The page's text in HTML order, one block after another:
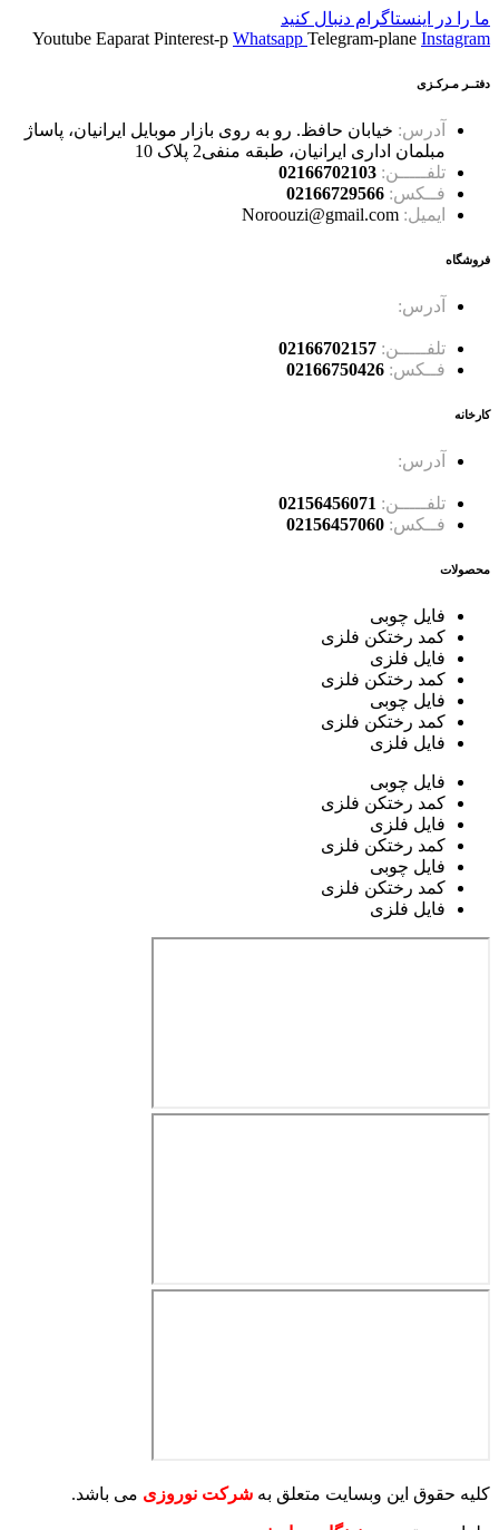
ما را در اینستاگرام دنبال کنید
Youtube Eaparat Pinterest-p Whatsapp Telegram-plane Instagram
دفتــر مـرکـزی
آدرس: خیابان حافظ. رو به روی بازار موبایل ایرانیان، پاساژ
مبلمان اداری ایرانیان، طبقه منفی2 پلاک 10
تلفـــــن: 02166702103
فــکس: 02166729566
ایمیل:
فروشگاه
آدرس:
تلفـــــن: 02166702157
فــکس: 02166750426
کارخانه
آدرس:
تلفـــــن: 02156456071
فــکس: 02156457060
محصولات
فایل چوبی
کمد رختکن فلزی
فایل فلزی
کمد رختکن فلزی
فایل چوبی
کمد رختکن فلزی
فایل فلزی
فایل چوبی
کمد رختکن فلزی
فایل فلزی
کمد رختکن فلزی
فایل چوبی
کمد رختکن فلزی
فایل فلزی
کلیه حقوق این وبسایت متعلق به شرکت نوروزی می باشد.